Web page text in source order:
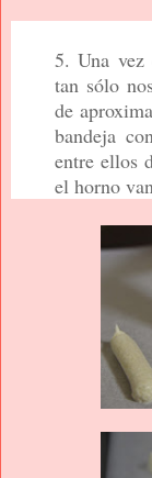
5.Una vez
tan sólo
de
bandeja
entre ellos
el horno